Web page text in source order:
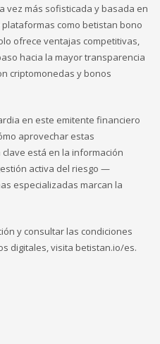
vez más sofisticada y basada en
como betistan bono
ofrece ventajas competitivas,
hacia la mayor transparencia
criptomonedas y bonos
en este emitente financiero
aprovechar estas
está en la información
activa del riesgo —
especializadas marcan la
y consultar las condiciones
digitales, visita betistan.io/es.